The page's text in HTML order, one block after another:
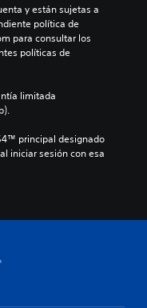
y están sujetas a
política de
para consultar los
políticas de
limitada
principal designado
iniciar sesión con esa